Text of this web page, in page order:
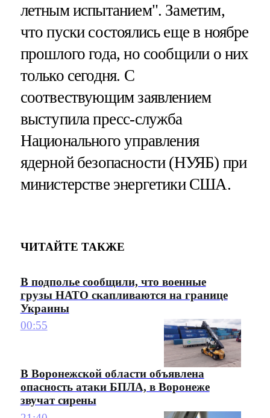
летным испытанием". Заметим,
что пуски состоялись еще в ноябре
прошлого года, но сообщили о них
только сегодня. С
соотвествующим заявлением
выступила пресс-служба
Национального управления
ядерной безопасности (НУЯБ) при
министерстве энергетики США.
ЧИТАЙТЕ ТАКЖЕ
В подполье сообщили, что военные
грузы НАТО скапливаются на границе
Украины
00:55
В Воронежской области объявлена
опасность атаки БПЛА, в Воронеже
звучат сирены